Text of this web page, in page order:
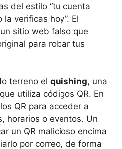
del estilo “tu cuenta
verificas hoy”. El
sitio web falso que
para robar tus
terreno el quishing, una
utiliza códigos QR. En
QR para acceder a
horarios o eventos. Un
un QR malicioso encima
por correo, de forma